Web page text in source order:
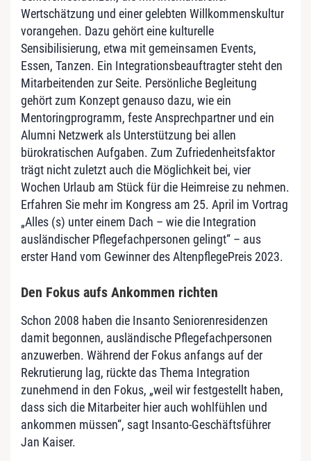
Wertschätzung und einer gelebten Willkommenskultur
vorangehen. Dazu gehört eine kulturelle
Sensibilisierung, etwa mit gemeinsamen Events,
Essen, Tanzen. Ein Integrationsbeauftragter steht den
Mitarbeitenden zur Seite. Persönliche Begleitung
gehört zum Konzept genauso dazu, wie ein
Mentoringprogramm, feste Ansprechpartner und ein
Alumni Netzwerk als Unterstützung bei allen
bürokratischen Aufgaben. Zum Zufriedenheitsfaktor
trägt nicht zuletzt auch die Möglichkeit bei, vier
Wochen Urlaub am Stück für die Heimreise zu nehmen.
Erfahren Sie mehr im Kongress am 25. April im Vortrag
„Alles (s) unter einem Dach – wie die Integration
ausländischer Pflegefachpersonen gelingt“ – aus
erster Hand vom Gewinner des AltenpflegePreis 2023.
Den Fokus aufs Ankommen richten
Schon 2008 haben die Insanto Seniorenresidenzen
damit begonnen, ausländische Pflegefachpersonen
anzuwerben. Während der Fokus anfangs auf der
Rekrutierung lag, rückte das Thema Integration
zunehmend in den Fokus, „weil wir festgestellt haben,
dass sich die Mitarbeiter hier auch wohlfühlen und
ankommen müssen“, sagt Insanto-Geschäftsführer
Jan Kaiser.